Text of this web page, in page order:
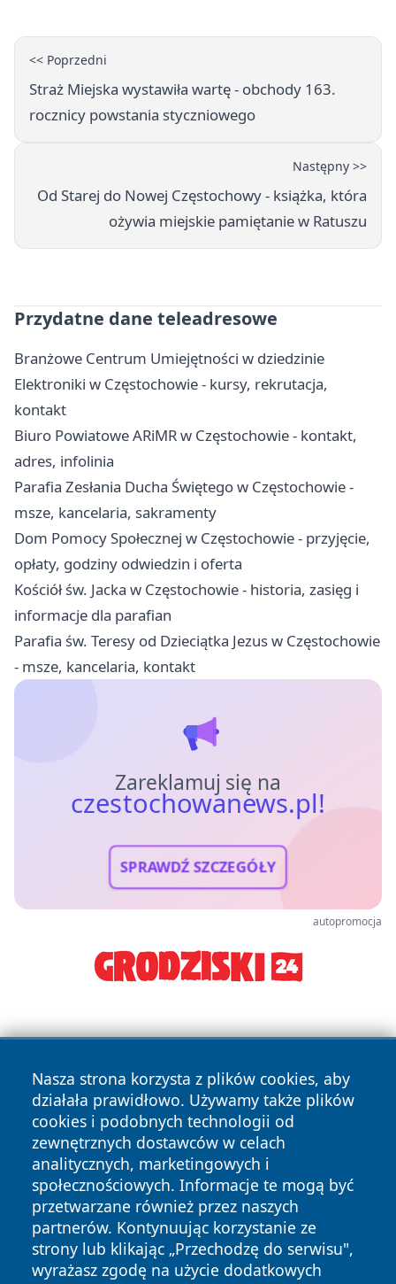
<< Poprzedni
Straż Miejska wystawiła wartę - obchody 163.
rocznicy powstania styczniowego
Następny >>
Od Starej do Nowej Częstochowy - książka, która
ożywia miejskie pamiętanie w Ratuszu
Przydatne dane teleadresowe
Branżowe Centrum Umiejętności w dziedzinie
Elektroniki w Częstochowie - kursy, rekrutacja,
kontakt
Biuro Powiatowe ARiMR w Częstochowie - kontakt,
adres, infolinia
Parafia Zesłania Ducha Świętego w Częstochowie -
msze, kancelaria, sakramenty
Dom Pomocy Społecznej w Częstochowie - przyjęcie,
opłaty, godziny odwiedzin i oferta
Kościół św. Jacka w Częstochowie - historia, zasięg i
informacje dla parafian
Parafia św. Teresy od Dzieciątka Jezus w Częstochowie
- msze, kancelaria, kontakt
Zareklamuj się na
czestochowanews.pl!
SPRAWDŹ SZCZEGÓŁY
autopromocja
Nasza strona korzysta z plików cookies, aby
działała prawidłowo. Używamy także plików
cookies i podobnych technologii od
zewnętrznych dostawców w celach
analitycznych, marketingowych i
społecznościowych. Informacje te mogą być
przetwarzane również przez naszych
partnerów. Kontynuując korzystanie ze
strony lub klikając „Przechodzę do serwisu",
wyrażasz zgodę na użycie dodatkowych
Copyright © 2026 czestochowanews.pl Wszystkie prawa
zastrzeżone.
News Autorzy
Polityka
Prywatności
Polityka
Cookies
cześć